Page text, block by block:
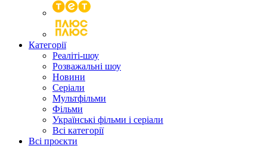
Категорії
Реаліті-шоу
Розважальні шоу
Новини
Серіали
Мультфільми
Фільми
Українські фільми і серіали
Всі категорії
Всі проєкти